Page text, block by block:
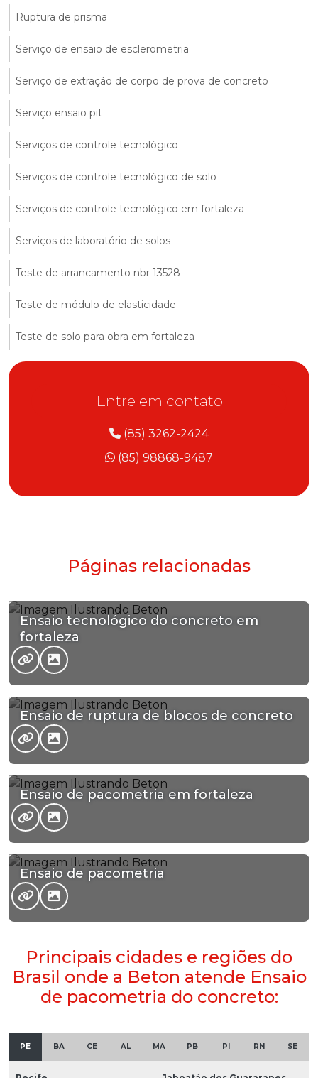
Ruptura de prisma
Serviço de ensaio de esclerometria
Serviço de extração de corpo de prova de concreto
Serviço ensaio pit
Serviços de controle tecnológico
Serviços de controle tecnológico de solo
Serviços de controle tecnológico em fortaleza
Serviços de laboratório de solos
Teste de arrancamento nbr 13528
Teste de módulo de elasticidade
Teste de solo para obra em fortaleza
Entre em contato
(85) 3262-2424
(85) 98868-9487
Páginas relacionadas
Ensaio tecnológico do concreto em
fortaleza
Ensaio de ruptura de blocos de concreto
Ensaio de pacometria em fortaleza
Ensaio de pacometria
Principais cidades e regiões do
Brasil onde a Beton atende Ensaio
de pacometria do concreto:
PE BA CE AL MA PB PI RN SE